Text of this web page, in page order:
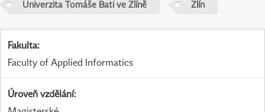
Univerzita Tomáše Bati ve Zlíně Zlín
Fakulta:
Faculty of Applied Informatics
Úroveň vzdělání: